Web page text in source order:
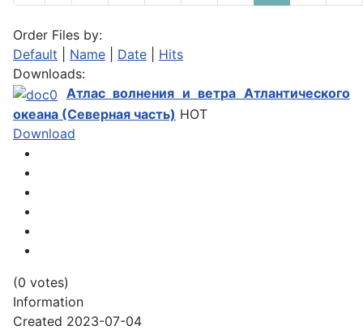
Order Files by:
Default
Name Date
Hits
Downloads:
Атлас волнения и ветра Атлантического
океана (Северная часть) HOT
Download
(0 votes)
Information
Created 2023-07-04